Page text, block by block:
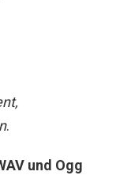
.
und Ogg